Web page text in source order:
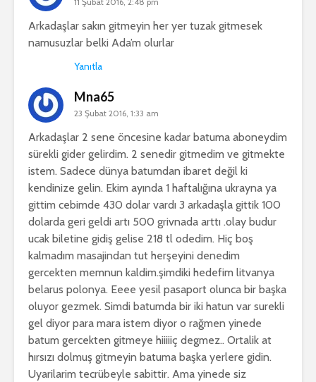
Arkadaşlar sakın gitmeyin her yer tuzak gitmesek
namusuzlar belki Ada’m olurlar
Yanıtla
Mna65
23 Şubat 2016, 1:33 am
Arkadaşlar 2 sene öncesine kadar batuma aboneydim
sürekli gider gelirdim. 2 senedir gitmedim ve gitmekte
istem. Sadece dünya batumdan ibaret değil ki
kendinize gelin. Ekim ayında 1 haftalığına ukrayna ya
gittim cebimde 430 dolar vardı 3 arkadaşla gittik 100
dolarda geri geldi artı 500 grivnada arttı .olay budur
ucak biletine gidiş gelise 218 tl odedim. Hiç boş
kalmadım masajindan tut herşeyini denedim
gercekten memnun kaldim.şimdiki hedefim litvanya
belarus polonya. Eeee yesil pasaport olunca bir başka
oluyor gezmek. Simdi batumda bir iki hatun var surekli
gel diyor para mara istem diyor o rağmen yinede
batum gercekten gitmeye hiiiiiç degmez.. Ortalik at
hırsızı dolmuş gitmeyin batuma başka yerlere gidin.
Uyarilarim tecrübeyle sabittir. Ama yinede siz